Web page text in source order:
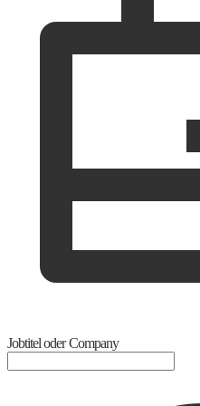
Jobtitel oder Company